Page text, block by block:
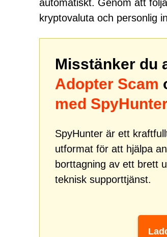
automatiskt. Genom att
kryptovaluta och personlig
Misstänker du
Adopter Scam
med
SpyHunter är ett
utformat för att hjälpa
borttagning av ett brett
teknisk supporttjänst.